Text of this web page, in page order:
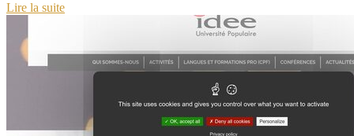
Lire la suite